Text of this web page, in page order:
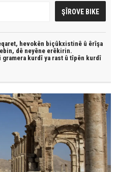
hevokên biçûkxistinê û êrîşa
dê neyêne erêkirin.
gramera kurdî ya rast û tîpên kurdî